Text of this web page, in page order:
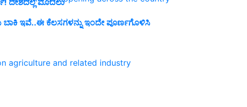
agriculture and related industry
ದೇಶದಲ್ಲೆ ಮೊದಲು
ಬಾಕಿ ಇವೆ..ಈ ಕೆಲಸಗಳನ್ನು ಇಂದೇ ಪೂರ್ಣಗೊಳಿಸಿ